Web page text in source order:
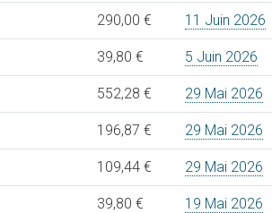
290,00 € 11 Juin 2026
39,80 € 5 Juin 2026
552,28 € 29 Mai 2026
196,87 € 29 Mai 2026
109,44 € 29 Mai 2026
39,80 € 19 Mai 2026